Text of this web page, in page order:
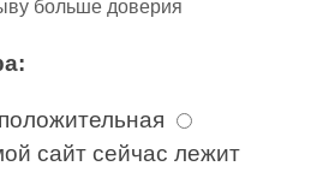
больше доверия
положительная
сайт сейчас лежит